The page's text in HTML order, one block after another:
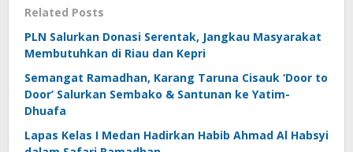
Related Posts
PLN Salurkan Donasi Serentak, Jangkau Masyarakat
Membutuhkan di Riau dan Kepri
Semangat Ramadhan, Karang Taruna Cisauk ‘Door to
Door’ Salurkan Sembako & Santunan ke Yatim-
Dhuafa
Lapas Kelas I Medan Hadirkan Habib Ahmad Al Habsyi